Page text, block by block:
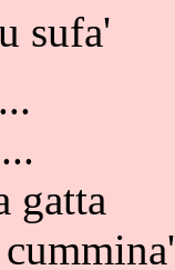
sufa'